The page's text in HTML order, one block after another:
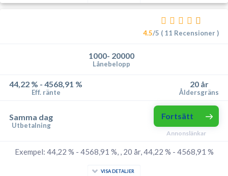
4.5/5 ( 11 Recensioner )
1000- 20000
Lånebelopp
44,22 % - 4568,91 %
Eff. ränte
20 år
Åldersgräns
Samma dag
Utbetalning
Fortsätt
Annonslänkar
Exempel: 44,22 % - 4568,91 %, , 20 år, 44,22 % - 4568,91 %
VISA DETALJER